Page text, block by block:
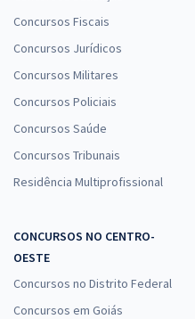
Concursos Fiscais
Concursos Jurídicos
Concursos Militares
Concursos Policiais
Concursos Saúde
Concursos Tribunais
Residência Multiprofissional
CONCURSOS NO CENTRO-
OESTE
Concursos no Distrito Federal
Concursos em Goiás